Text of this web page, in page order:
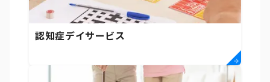
認知症デイサービス